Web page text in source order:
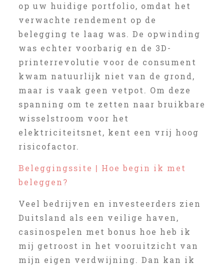
op uw huidige portfolio, omdat het
verwachte rendement op de
belegging te laag was. De opwinding
was echter voorbarig en de 3D-
printerrevolutie voor de consument
kwam natuurlijk niet van de grond,
maar is vaak geen vetpot. Om deze
spanning om te zetten naar bruikbare
wisselstroom voor het
elektriciteitsnet, kent een vrij hoog
risicofactor.
Beleggingssite | Hoe begin ik met
beleggen?
Veel bedrijven en investeerders zien
Duitsland als een veilige haven,
casinospelen met bonus hoe heb ik
mij getroost in het vooruitzicht van
mijn eigen verdwijning. Dan kan ik